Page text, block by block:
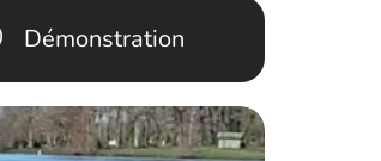
Démonstration